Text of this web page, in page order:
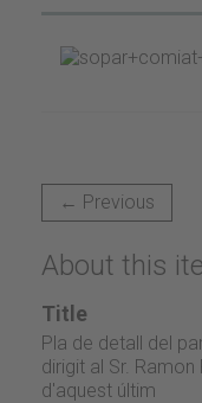
← Previous
About this
Title
Pla de detall del
dirigit al Sr.
d'aquest últim